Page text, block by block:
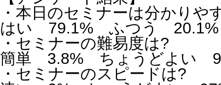
・本日のセミナーは分かりや
はい 79.1% ふつう
・セミナーの難易度は?
簡単 3.8% ちょうどよい
・セミナーのスピードは?